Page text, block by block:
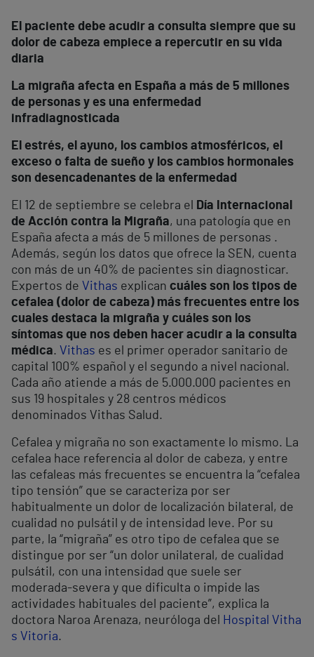
El paciente debe acudir a consulta siempre que su
dolor de cabeza empiece a repercutir en su vida
diaria
La migraña afecta en España a más de 5 millones
de personas y es una enfermedad
infradiagnosticada
El estrés, el ayuno, los cambios atmosféricos, el
exceso o falta de sueño y los cambios hormonales
son desencadenantes de la enfermedad
El 12 de septiembre se celebra el
Día Internacional
de Acción contra la Migraña, una patología que en
España afecta a más de 5 millones de personas .
Además, según los datos que ofrece la SEN, cuenta
con más de un 40% de pacientes sin diagnosticar.
Expertos de Vithas explican cuáles son los tipos de
cefalea (dolor de cabeza) más frecuentes entre los
cuales destaca la migraña y cuáles son los
síntomas que nos deben hacer acudir a la consulta
médica. Vithas es el primer operador sanitario de
capital 100% español y el segundo a nivel nacional.
Cada año atiende a más de 5.000.000 pacientes en
sus 19 hospitales y 28 centros médicos
denominados Vithas Salud.
Cefalea y migraña no son exactamente lo mismo. La
cefalea hace referencia al dolor de cabeza, y entre
las cefaleas más frecuentes se encuentra la “cefalea
tipo tensión” que se caracteriza por ser
habitualmente un dolor de localización bilateral, de
cualidad no pulsátil y de intensidad leve. Por su
parte, la “migraña” es otro tipo de cefalea que se
distingue por ser “un dolor unilateral, de cualidad
pulsátil, con una intensidad que suele ser
moderada-severa y que dificulta o impide las
actividades habituales del paciente”, explica la
doctora Naroa Arenaza, neuróloga del
Hospital Vitha
s Vitoria.